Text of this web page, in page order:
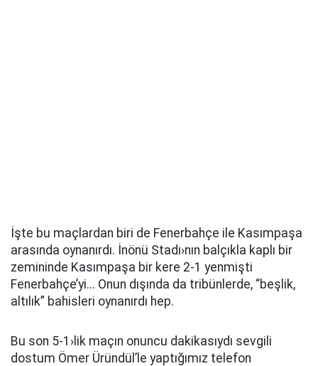
İşte bu maçlardan biri de Fenerbahçe ile Kasımpaşa
arasında oynanırdı. İnönü Stadı›nın balçıkla kaplı bir
zemininde Kasımpaşa bir kere 2-1 yenmişti
Fenerbahçe’yi... Onun dışında da tribünlerde, “beşlik,
altılık” bahisleri oynanırdı hep.
Bu son 5-1›lik maçın onuncu dakikasıydı sevgili
dostum Ömer Üründül’le yaptığımız telefon